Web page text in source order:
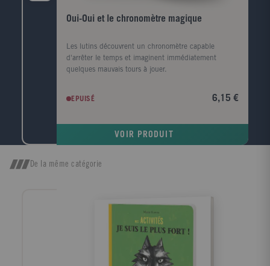
Oui-Oui et le chronomètre magique
Les lutins découvrent un chronomètre capable
d'arrêter le temps et imaginent immédiatement
quelques mauvais tours à jouer.
EPUISÉ 6,15 €
VOIR PRODUIT
De la même catégorie